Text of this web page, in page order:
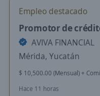
Empleo destacado
Promotor de
AVIVA FINANCIAL
Mérida, Yucatán
$ 10,500.00 (Mensual) +
Hace 11 horas